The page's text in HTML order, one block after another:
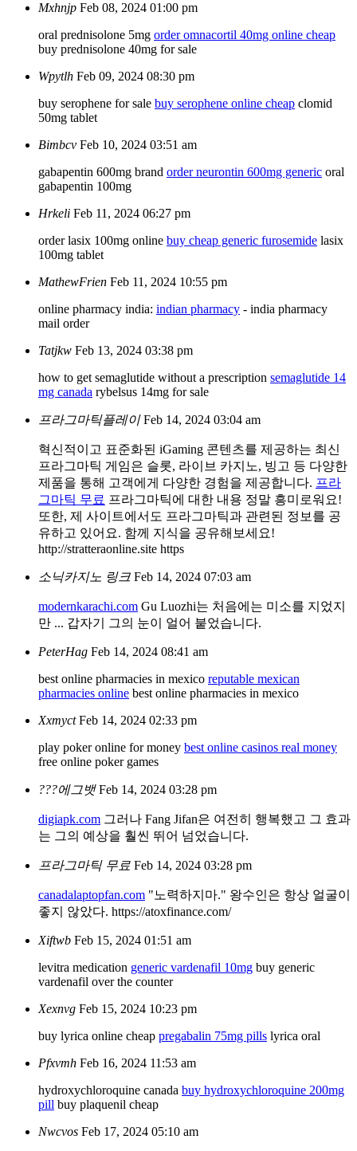
Mxhnjp Feb 08, 2024 01:00 pm
oral prednisolone 5mg order omnacortil 40mg online cheap
buy prednisolone 40mg for sale
Wpytlh Feb 09, 2024 08:30 pm
buy serophene for sale buy serophene online cheap clomid
50mg tablet
Bimbcv Feb 10, 2024 03:51 am
gabapentin 600mg brand order neurontin 600mg generic oral
gabapentin 100mg
Hrkeli Feb 11, 2024 06:27 pm
order lasix 100mg online buy cheap generic furosemide lasix
100mg tablet
MathewFrien Feb 11, 2024 10:55 pm
online pharmacy india: indian pharmacy - india pharmacy
mail order
Tatjkw Feb 13, 2024 03:38 pm
how to get semaglutide without a prescription semaglutide 14
mg canada rybelsus 14mg for sale
프라그마틱플레이Feb 14, 2024 03:04 am
혁신적이고 표준화된 iGaming 콘텐츠를 제공하는 최신
프라그마틱 게임은 슬롯, 라이브 카지노, 빙고 등 다양한
제품을 통해 고객에게 다양한 경험을 제공합니다. 프라
그마틱 무료 프라그마틱에 대한 내용 정말 흥미로워요!
또한, 제 사이트에서도 프라그마틱과 관련된 정보를 공
유하고 있어요. 함께 지식을 공유해보세요!
http://stratteraonline.site https
소닉카지노 링크 Feb 14, 2024 07:03 am
modernkarachi.com Gu Luozhi는 처음에는 미소를 지었지
만 ... 갑자기 그의 눈이 얼어 붙었습니다.
PeterHag Feb 14, 2024 08:41 am
best online pharmacies in mexico reputable mexican
pharmacies online best online pharmacies in mexico
Xxmyct Feb 14, 2024 02:33 pm
play poker online for money best online casinos real money
free online poker games
???에그뱃Feb 14, 2024 03:28 pm
digiapk.com 그러나 Fang Jifan은 여전히 행복했고 그 효과
는 그의 예상을 훨씬 뛰어 넘었습니다.
프라그마틱 무료 Feb 14, 2024 03:28 pm
canadalaptopfan.com "노력하지마." 왕수인은 항상 얼굴이
좋지 않았다. https://atoxfinance.com/
Xiftwb Feb 15, 2024 01:51 am
levitra medication generic vardenafil 10mg buy generic
vardenafil over the counter
Xexnvg Feb 15, 2024 10:23 pm
buy lyrica online cheap pregabalin 75mg pills lyrica oral
Pfxvmh Feb 16, 2024 11:53 am
hydroxychloroquine canada buy hydroxychloroquine 200mg
pill buy plaquenil cheap
Nwcvos Feb 17, 2024 05:10 am